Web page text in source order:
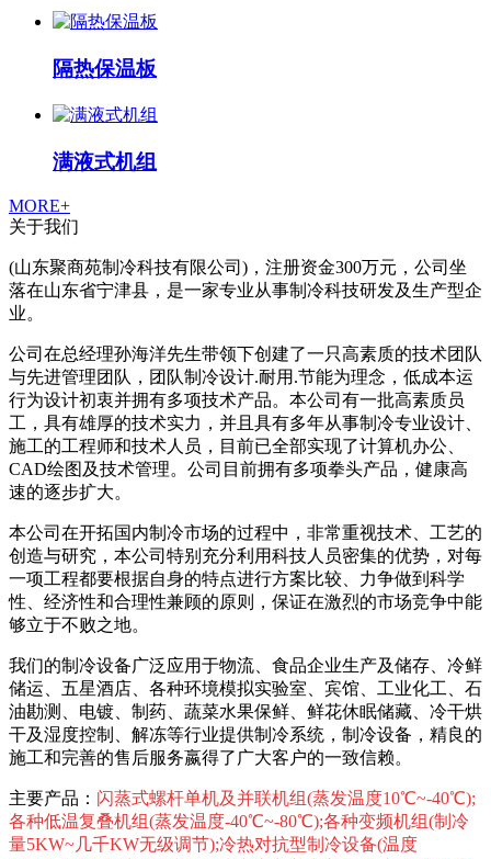
隔热保温板
满液式机组
MORE+
关于我们
(山东聚商苑制冷科技有限公司)，注册资金300万元，公司坐
落在山东省宁津县，是一家专业从事制冷科技研发及生产型企
业。
公司在总经理孙海洋先生带领下创建了一只高素质的技术团队
与先进管理团队，团队制冷设计.耐用.节能为理念，低成本运
行为设计初衷并拥有多项技术产品。本公司有一批高素质员
工，具有雄厚的技术实力，并且具有多年从事制冷专业设计、
施工的工程师和技术人员，目前已全部实现了计算机办公、
CAD绘图及技术管理。公司目前拥有多项拳头产品，健康高
速的逐步扩大。
本公司在开拓国内制冷市场的过程中，非常重视技术、工艺的
创造与研究，本公司特别充分利用科技人员密集的优势，对每
一项工程都要根据自身的特点进行方案比较、力争做到科学
性、经济性和合理性兼顾的原则，保证在激烈的市场竞争中能
够立于不败之地。
我们的制冷设备广泛应用于物流、食品企业生产及储存、冷鲜
储运、五星酒店、各种环境模拟实验室、宾馆、工业化工、石
油勘测、电镀、制药、蔬菜水果保鲜、鲜花休眠储藏、冷干烘
干及湿度控制、解冻等行业提供制冷系统，制冷设备，精良的
施工和完善的售后服务嬴得了广大客户的一致信赖。
主要产品： 闪蒸式螺杆单机及并联机组(蒸发温度10℃~-40℃);
各种低温复叠机组(蒸发温度-40℃~-80℃);各种变频机组(制冷
量5KW~几千KW无级调节);冷热对抗型制冷设备(温度